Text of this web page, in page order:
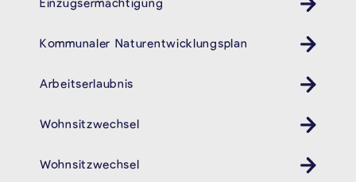
Kommunaler Naturentwicklungsplan
Arbeitserlaubnis
Wohnsitzwechsel
Wohnsitzwechsel